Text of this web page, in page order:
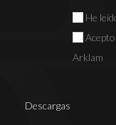
He
Arklam
Descargas